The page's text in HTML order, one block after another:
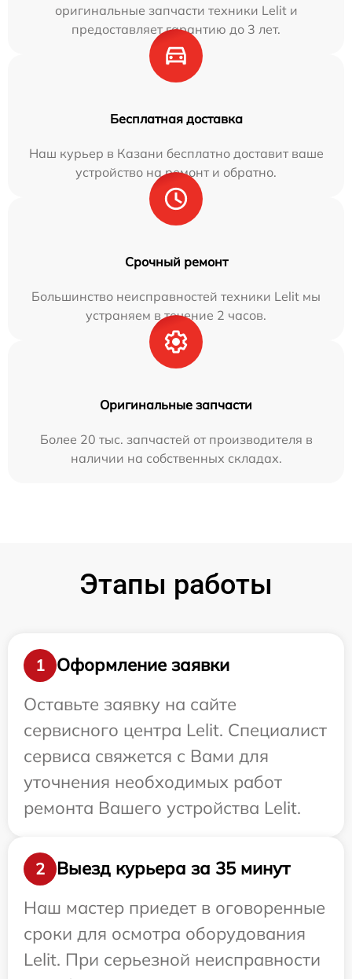
оригинальные запчасти техники Lelit и
предоставляет гарантию до 3 лет.
Бесплатная доставка
Наш курьер в Казани бесплатно доставит ваше
устройство на ремонт и обратно.
Срочный ремонт
Большинство неисправностей техники Lelit мы
устраняем в течение 2 часов.
Оригинальные запчасти
Более 20 тыс. запчастей от производителя в
наличии на собственных складах.
Этапы работы
1
Оформление заявки
Оставьте заявку на сайте
сервисного центра Lelit. Специалист
сервиса свяжется с Вами для
уточнения необходимых работ
ремонта Вашего устройства Lelit.
2
Выезд курьера за 35 минут
Наш мастер приедет в оговоренные
сроки для осмотра оборудования
Lelit. При серьезной неисправности